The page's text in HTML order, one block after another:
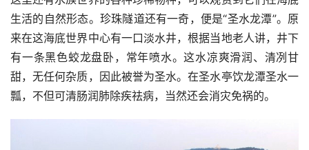
生活的自然形态。珍珠隧道还有一奇，便是“圣水龙潭”。原
来在这海底世界中心有一口淡水井，根据当地老人讲，井下
有一条黑色蛟龙盘卧，常年喷水。这水凉爽滑润、清冽甘
甜，无任何杂质，因此被誉为圣水。在圣水亭饮龙潭圣水一
瓢，不但可清肠润肺除疾祛病，当然还会消灾免祸的。